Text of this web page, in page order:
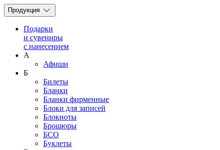
Продукция
Подарки
и сувениры
с нанесением
А
Афиши
Б
Билеты
Бланки
Бланки фирменные
Блоки для записей
Блокноты
Брошюры
БСО
Буклеты